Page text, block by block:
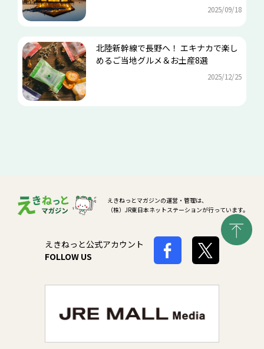
2025/09/18
北陸新幹線で長野へ！ エキナカで楽し
めるご当地グルメ＆お土産8選
2025/12/25
えきねっとマガジンの運営・管理は、
（株）JR東日本ネットステーションが行っています。
えきねっと公式アカウント
FOLLOW US